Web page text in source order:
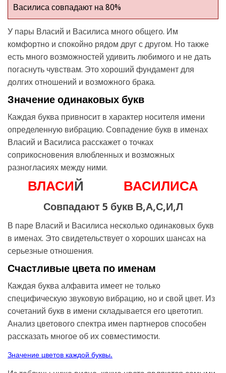
Василиса совпадают на 80%
У пары Власий и Василиса много общего. Им
комфортно и спокойно рядом друг с другом. Но также
есть много возможностей удивить любимого и не дать
погаснуть чувствам. Это хороший фундамент для
долгих отношений и возможного брака.
Значение одинаковых букв
Каждая буква привносит в характер носителя имени
определенную вибрацию. Совпадение букв в именах
Власий и Василиса расскажет о точках
соприкосновения влюбленных и возможных
разногласиях между ними.
ВЛАСИЙ ВАСИЛИСА
Совпадают 5 букв В,А,С,И,Л
В паре Власий и Василиса несколько одинаковых букв
в именах. Это свидетельствует о хороших шансах на
серьезные отношения.
Счастливые цвета по именам
Каждая буква алфавита имеет не только
специфическую звуковую вибрацию, но и свой цвет. Из
сочетаний букв в имени складывается его цветотип.
Анализ цветового спектра имен партнеров способен
рассказать многое об их совместимости.
Значение цветов каждой буквы.